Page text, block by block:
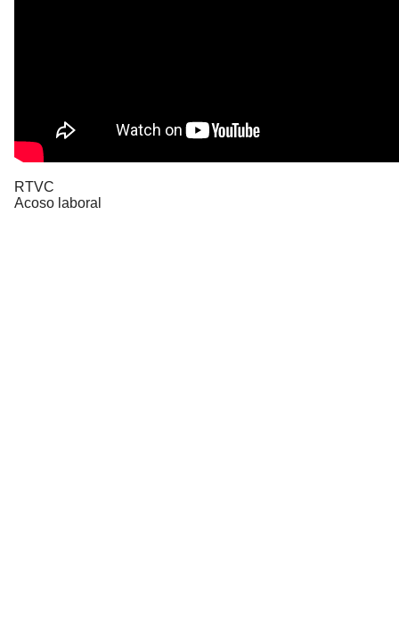
RTVC
Acoso laboral